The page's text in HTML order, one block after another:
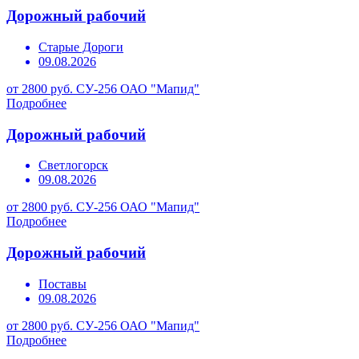
Дорожный рабочий
Старые Дороги
09.08.2026
от 2800 руб. СУ-256 ОАО "Мапид"
Подробнее
Дорожный рабочий
Светлогорск
09.08.2026
от 2800 руб. СУ-256 ОАО "Мапид"
Подробнее
Дорожный рабочий
Поставы
09.08.2026
от 2800 руб. СУ-256 ОАО "Мапид"
Подробнее